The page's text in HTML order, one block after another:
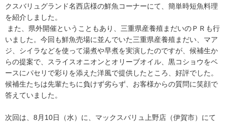
クスバリュグランド名西店様の鮮魚コーナーにて、簡単時短魚料理
を紹介しました。
また、県外開催ということもあり、三重県産養殖まだいのＰＲも行
いました。今回も鮮魚売場に並んでいた三重県産養殖まだい、マア
ジ、シイラなどを使って湯煮や早煮を実演したのですが、候補生か
らの提案で、スライスオニオンとオリーブオイル、黒コショウをベ
ースにパセリで彩りを添えた洋風で提供したところ、好評でした。
候補生たちは先輩たちに負けず劣らず、お客様からの質問に笑顔で
答えていました。
次回は、8月10日（水）に、マックスバリュ上野店（伊賀市）にて